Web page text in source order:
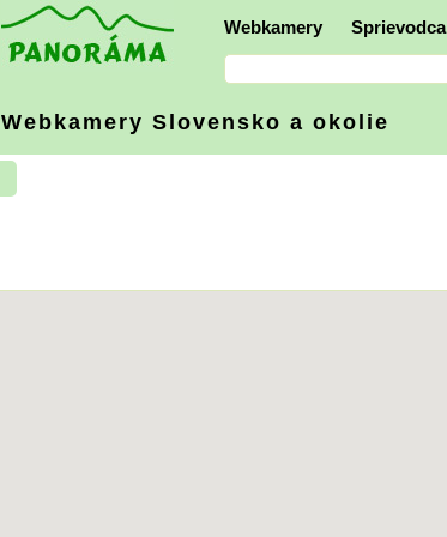
Webkamery Sprievodca
Webkamery Slovensko a okolie